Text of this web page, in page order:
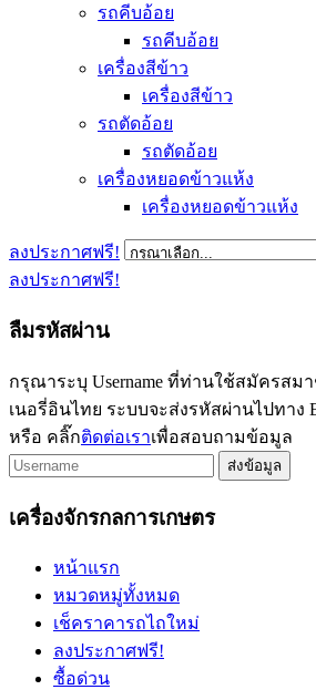
รถคีบอ้อย
รถคีบอ้อย
เครื่องสีข้าว
เครื่องสีข้าว
รถตัดอ้อย
รถตัดอ้อย
เครื่องหยอดข้าวแห้ง
เครื่องหยอดข้าวแห้ง
ลงประกาศฟรี!
ลงประกาศฟรี!
ลืมรหัสผ่าน
กรุณาระบุ Username ที่ท่านใช้สมัครส
เนอรี่อินไทย ระบบจะส่งรหัสผ่านไปทาง
หรือ คลิ๊กติดต่อเราเพื่อสอบถามข้อมูล
ส่งข้อมูล
เครื่องจักรกลการเกษตร
หน้าแรก
หมวดหมู่ทั้งหมด
เช็คราคารถไถใหม่
ลงประกาศฟรี!
ซื้อด่วน